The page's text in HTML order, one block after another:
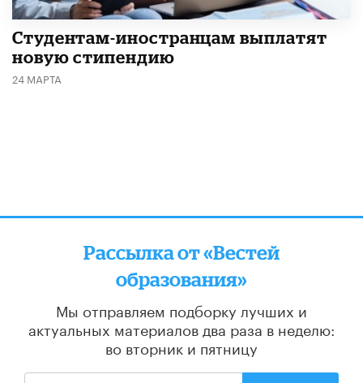
Студентам-иностранцам выплатят
новую стипендию
24 МАРТА
Рассылка от «Вестей
образования»
Мы отправляем подборку лучших и
актуальных материалов два раза в неделю:
во вторник и пятницу